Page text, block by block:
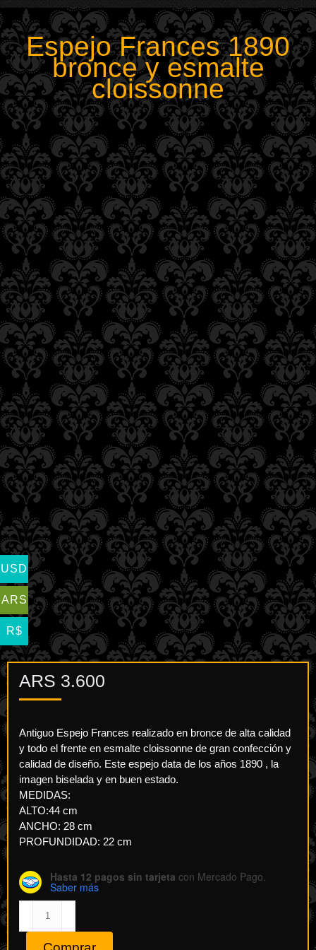
Espejo Frances 1890
bronce y esmalte
cloissonne
ARS 3.600
Antiguo Espejo Frances realizado en bronce de alta calidad
y todo el frente en esmalte cloissonne de gran confección y
calidad de diseño. Este espejo data de los años 1890 , la
imagen biselada y en buen estado.
MEDIDAS:
ALTO:44 cm
ANCHO: 28 cm
PROFUNDIDAD: 22 cm
Hasta 12 pagos sin tarjeta con Mercado Pago.
Saber más
Frances
USD
ARS
R$